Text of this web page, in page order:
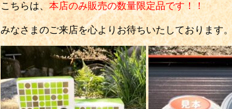
こちらは、本店のみ販売の数量限定品です！！
みなさまのご来店を心よりお待ちいたしております。